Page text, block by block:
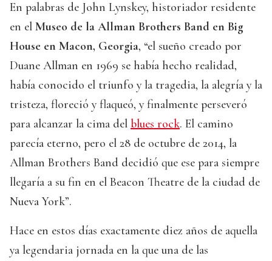
En palabras de John Lynskey, historiador residente
en el Museo de la Allman Brothers Band en Big
House en Macon, Georgia, “el sueño creado por
Duane Allman en 1969 se había hecho realidad,
había conocido el triunfo y la tragedia, la alegría y la
tristeza, floreció y flaqueó, y finalmente perseveró
para alcanzar la cima del blues rock. El camino
parecía eterno, pero el 28 de octubre de 2014, la
Allman Brothers Band decidió que ese para siempre
llegaría a su fin en el Beacon Theatre de la ciudad de
Nueva York”.
Hace en estos días exactamente diez años de aquella
ya legendaria jornada en la que una de las